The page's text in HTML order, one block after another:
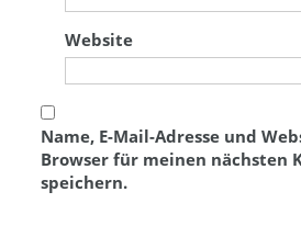
Website
Name, E-Mail-Adresse und
Browser für meinen nächsten
speichern.